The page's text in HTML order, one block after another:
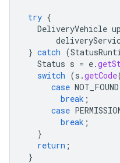
try {
DeliveryVehicle
} catch (
Status s = e.
switch (s .getCode
case NOT_FOUND
break ;
case
break ;
}
return ;
}